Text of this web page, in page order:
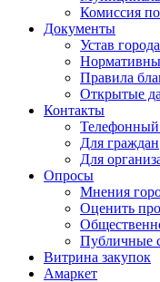
Комиссия
Документы
Устав города
Правила
Открытые
Контакты
Для граждан
Для
Опросы
Мнения
Оценить
Публичные
Витрина закупок
Амаркет